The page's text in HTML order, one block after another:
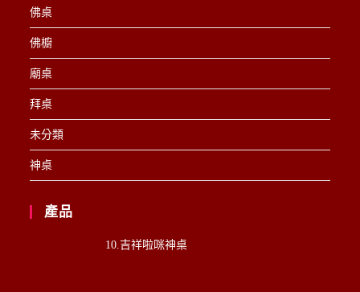
佛桌
佛櫥
廟桌
拜桌
未分類
神桌
產品
10.吉祥啦咪神桌